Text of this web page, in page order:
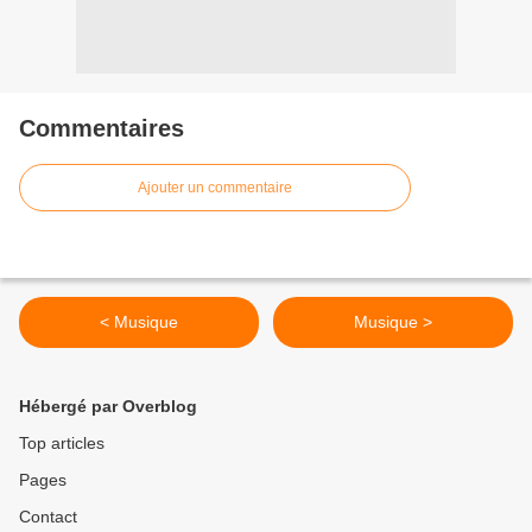
Commentaires
Ajouter un commentaire
< Musique Musique >
Hébergé par Overblog
Top articles
Pages
Contact